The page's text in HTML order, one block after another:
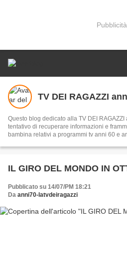
Pubblicità
TV DEI RAGAZZI
Questo blog dedicato alla TV DEI
tentativo di recuperare informazioni e
bambina relativi a programmi tv anni 60 e
gli articoli ma che mi aspetto anche il
IL GIRO DEL MONDO IN
Pubblicato su 14/07/PM 18:21
Da anni70-latvdeiragazzi